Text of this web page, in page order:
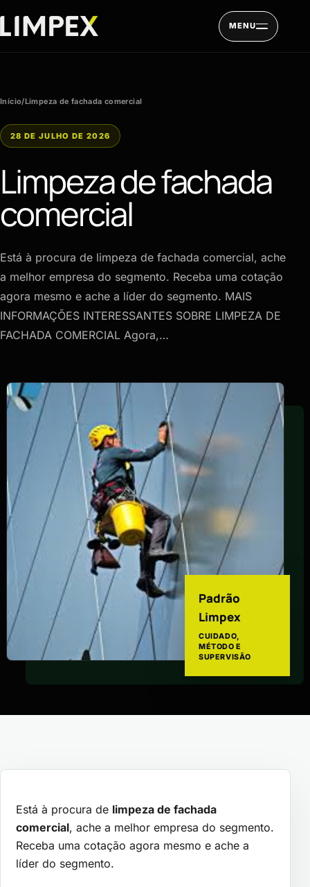
MENU
Início/Limpeza de fachada comercial
28 DE JULHO DE 2026
Limpeza de fachada
comercial
Está à procura de limpeza de fachada comercial, ache
a melhor empresa do segmento. Receba uma cotação
agora mesmo e ache a líder do segmento. MAIS
INFORMAÇÕES INTERESSANTES SOBRE LIMPEZA DE
FACHADA COMERCIAL Agora,…
Padrão
Limpex
CUIDADO,
MÉTODO E
SUPERVISÃO
Está à procura de limpeza de fachada
comercial, ache a melhor empresa do segmento.
Receba uma cotação agora mesmo e ache a
líder do segmento.